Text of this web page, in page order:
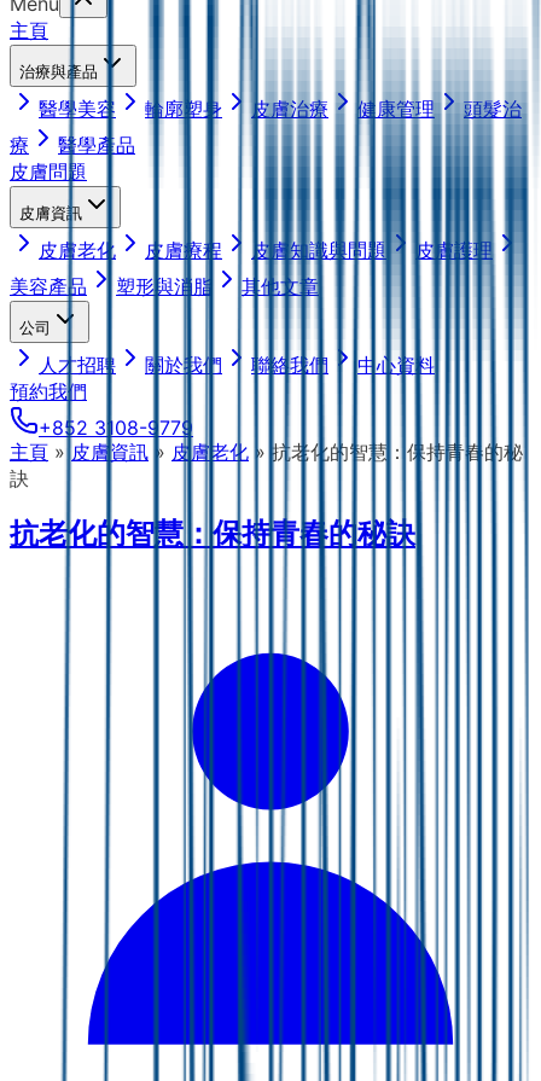
主頁
治療與產品
醫學美容 輪廓塑身 皮膚治療 健康管理
頭髮治
療
醫學產品
皮膚問題
皮膚資訊
皮膚老化 皮膚療程 皮膚知識與問題
皮膚護理
美容產品
塑形與消脂 其他文章
公司
人才招聘 關於我們 聯絡我們
中心資料
預約我們
+852 3108-9779
主頁 » 皮膚資訊 » 皮膚老化 » 抗老化的智慧：保持青春的秘
訣
抗老化的智慧：保持青春的秘訣